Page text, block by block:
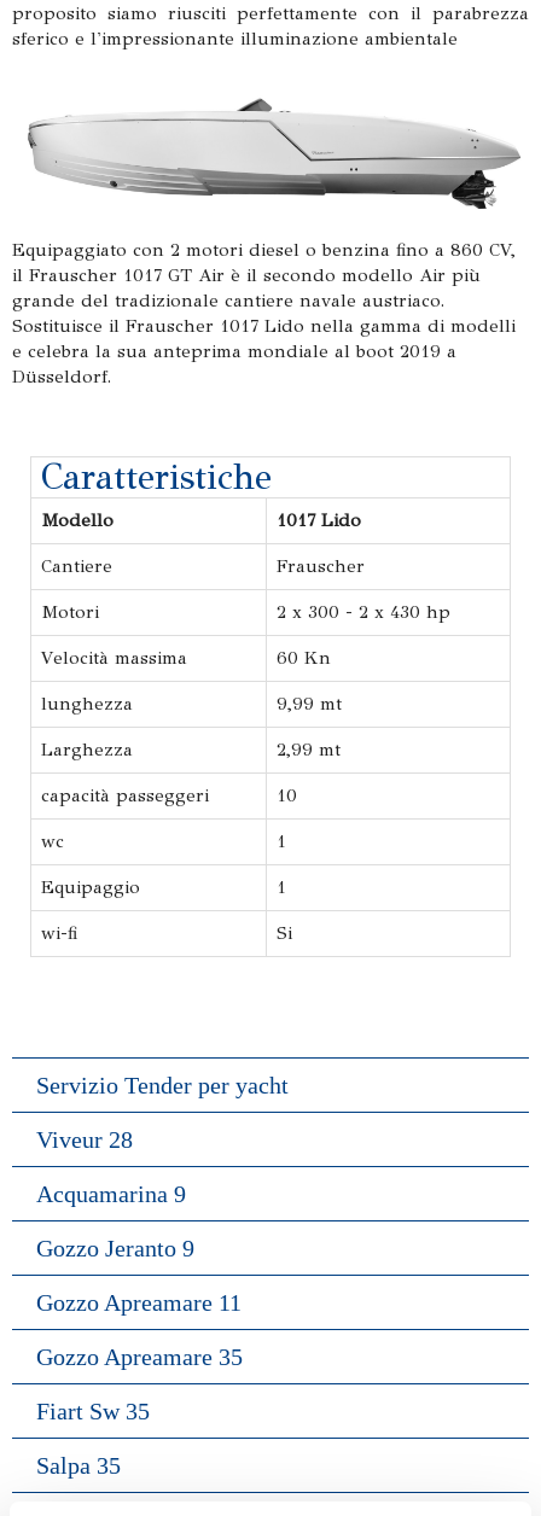
proposito siamo riusciti perfettamente con il parabrezza
sferico e l'impressionante illuminazione ambientale
Equipaggiato con 2 motori diesel o benzina fino a 860 CV,
il Frauscher 1017 GT Air è il secondo modello Air più
grande del tradizionale cantiere navale austriaco.
Sostituisce il Frauscher 1017 Lido nella gamma di modelli
e celebra la sua anteprima mondiale al boot 2019 a
Düsseldorf.
Caratteristiche
Modello 1017 Lido
Cantiere Frauscher
Motori 2 x 300 - 2 x 430 hp
Velocità massima 60 Kn
lunghezza 9,99 mt
Larghezza 2,99 mt
capacità passeggeri 10
wc 1
Equipaggio 1
wi-fi Si
Servizio Tender per yacht
Viveur 28
Acquamarina 9
Gozzo Jeranto 9
Gozzo Apreamare 11
Gozzo Apreamare 35
Fiart Sw 35
Salpa 35